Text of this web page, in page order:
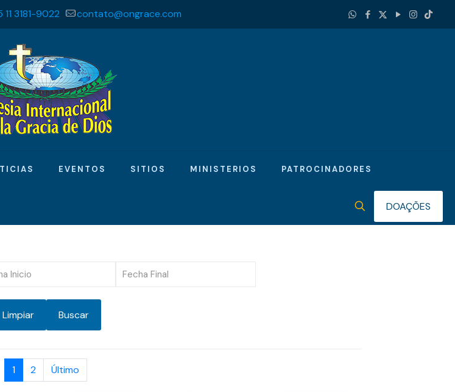
11 3181-9022 contato@ongrace.com
EVENTOS SITIOS MINISTERIOS PATROCINADORES
DOAÇÕES
Limpiar Buscar
1 2 Último